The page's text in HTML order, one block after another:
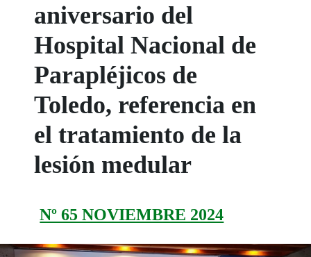
aniversario del
Hospital Nacional de
Parapléjicos de
Toledo, referencia en
el tratamiento de la
lesión medular
Nº 65 NOVIEMBRE 2024